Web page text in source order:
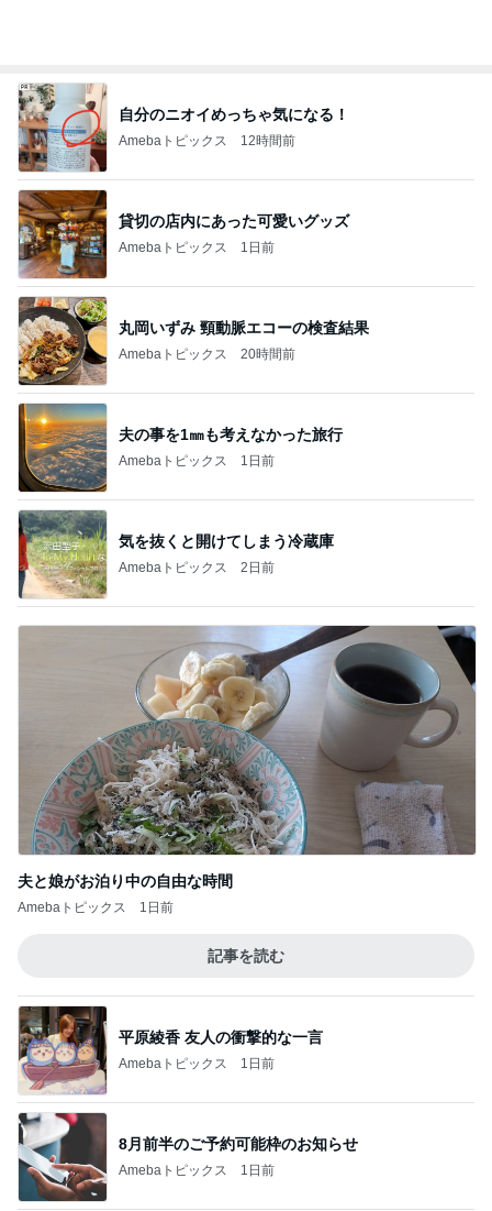
自分のニオイめっちゃ気になる！
Amebaトピックス 12時間前
貸切の店内にあった可愛いグッズ
Amebaトピックス 1日前
丸岡いずみ 頸動脈エコーの検査結果
Amebaトピックス 20時間前
夫の事を1㎜も考えなかった旅行
Amebaトピックス 1日前
気を抜くと開けてしまう冷蔵庫
Amebaトピックス 2日前
夫と娘がお泊り中の自由な時間
Amebaトピックス 1日前
記事を読む
平原綾香 友人の衝撃的な一言
Amebaトピックス 1日前
8月前半のご予約可能枠のお知らせ
Amebaトピックス 1日前